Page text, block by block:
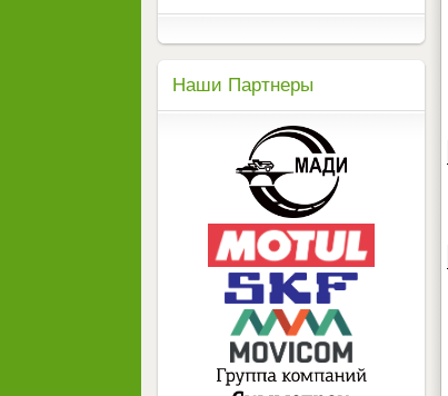
Наши Партнеры